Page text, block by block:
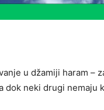
u džamiji haram –
dok neki drugi nemaju